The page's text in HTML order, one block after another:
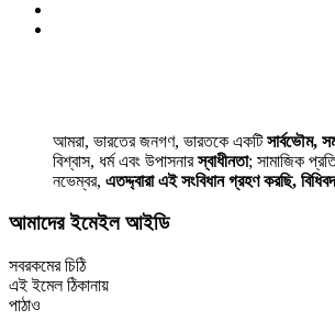
আমরা, ভারতের জনগণ, ভারতকে একটিসার্বভৌম,
বিশ্বাস, ধর্ম এবং উপাসনারস্বাধীনতা; সামাজিক
নভেম্বর, এতদ্দ্বারা এই সংবিধান গ্রহণ করছি,
আমাদের ইমেইল আইডি
সবরকমের চিঠি
এই ইমেল ঠিকানায়
পাঠাও